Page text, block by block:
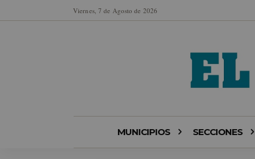
Viernes, 7 de Agosto de 2026
MUNICIPIOS SECCIONES